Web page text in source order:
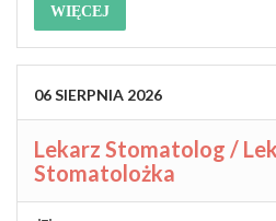
WIĘCEJ
06SIERPNIA 2026
Lekarz Stomatolog /
Stomatolożka